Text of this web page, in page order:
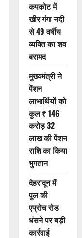
कपकोट में
खीर गंगा नदी
से 49 वर्षीय
व्यक्ति का शव
बरामद
मुख्यमंत्री ने
पेंशन
लाभार्थियों को
कुल ₹ 146
करोड़ 32
लाख की पेंशन
राशि का किया
भुगतान
देहरादून में
पुल की
एप्रोच रोड
धंसने पर बड़ी
कार्रवाई